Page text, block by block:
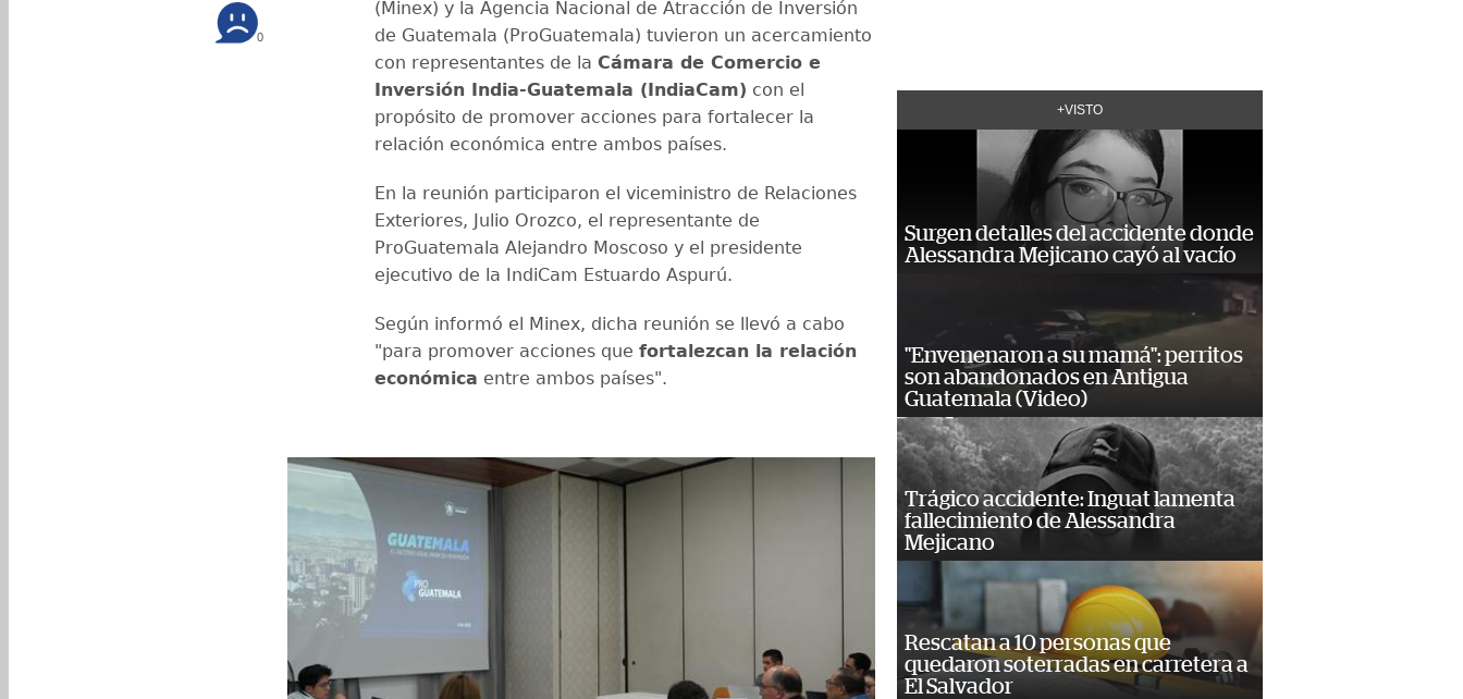
0
(Minex) y la Agencia Nacional de Atracción de Inversión
de Guatemala (ProGuatemala) tuvieron un acercamiento
con representantes de la Cámara de Comercio e
Inversión India-Guatemala (IndiaCam) con el
propósito de promover acciones para fortalecer la
relación económica entre ambos países.
En la reunión participaron el viceministro de Relaciones
Exteriores, Julio Orozco, el representante de
ProGuatemala Alejandro Moscoso y el presidente
ejecutivo de la IndiCam Estuardo Aspurú.
Según informó el Minex, dicha reunión se llevó a cabo
"para promover acciones que fortalezcan la relación
económica entre ambos países".
+VISTO
Surgen detalles del accidente donde
Alessandra Mejicano cayó al vacío
"Envenenaron a su mamá": perritos
son abandonados en Antigua
Guatemala (Video)
Trágico accidente: Inguat lamenta
fallecimiento de Alessandra
Mejicano
Rescatan a 10 personas que
quedaron soterradas en carretera a
El Salvador